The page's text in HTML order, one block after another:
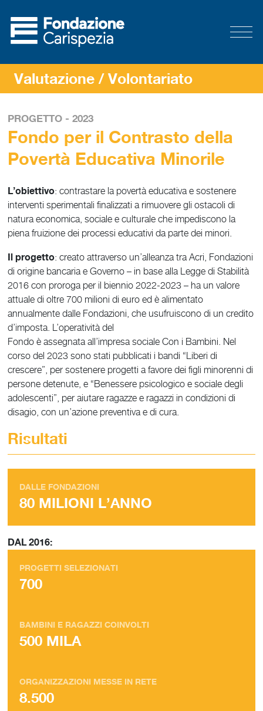
Valutazione / Volontariato
PROGETTO - 2023
Fondo per il Contrasto della
Povertà Educativa Minorile
L’obiettivo: contrastare la povertà educativa e sostenere
interventi sperimentali finalizzati a rimuovere gli ostacoli di
natura economica, sociale e culturale che impediscono la
piena fruizione dei processi educativi da parte dei minori.
Il progetto: creato attraverso un’alleanza tra Acri, Fondazioni
di origine bancaria e Governo – in base alla Legge di Stabilità
2016 con proroga per il biennio 2022-2023 – ha un valore
attuale di oltre 700 milioni di euro ed è alimentato
annualmente dalle Fondazioni, che usufruiscono di un credito
d’imposta. L’operatività del
Fondo è assegnata all’impresa sociale Con i Bambini. Nel
corso del 2023 sono stati pubblicati i bandi “Liberi di
crescere”, per sostenere progetti a favore dei figli minorenni di
persone detenute, e “Benessere psicologico e sociale degli
adolescenti”, per aiutare ragazze e ragazzi in condizioni di
disagio, con un’azione preventiva e di cura.
Risultati
DALLE FONDAZIONI
80 MILIONI L’ANNO
DAL 2016:
PROGETTI SELEZIONATI
700
BAMBINI E RAGAZZI COINVOLTI
500 MILA
ORGANIZZAZIONI MESSE IN RETE
8.500